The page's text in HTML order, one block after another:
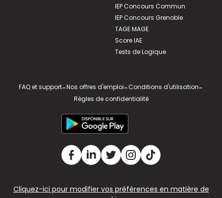
IEP Concours Commun
IEP Concours Grenoble
TAGE MAGE
Score IAE
Tests de Logique
FAQ et support-Nos offres d'emploi-Conditions d'utilisation-
Règles de confidentialité
Cliquez-ici pour modifier vos préférences en matière de